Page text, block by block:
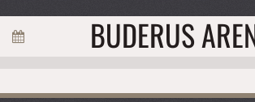
BUDERUS
Übernachten